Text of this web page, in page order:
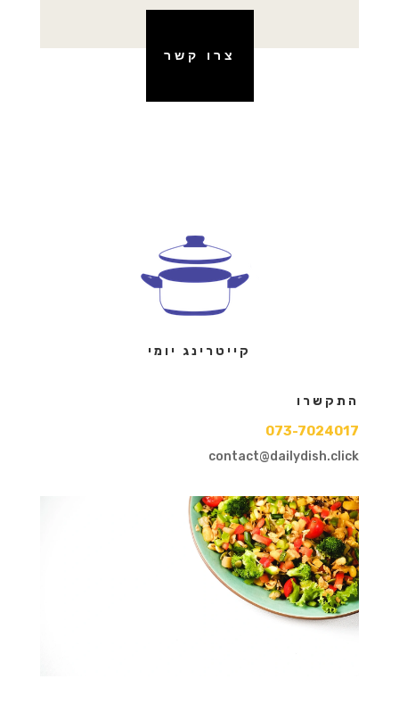
צרו קשר
קייטרינג יומי
התקשרו
073-7024017
contact@dailydish.click